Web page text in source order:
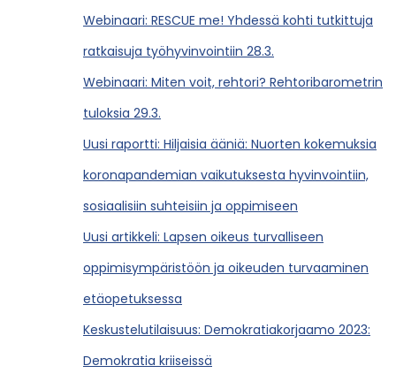
Webinaari: RESCUE me! Yhdessä kohti tutkittuja
ratkaisuja työhyvinvointiin 28.3.
Webinaari: Miten voit, rehtori? Rehtoribarometrin
tuloksia 29.3.
Uusi raportti: Hiljaisia ääniä: Nuorten kokemuksia
koronapandemian vaikutuksesta hyvinvointiin,
sosiaalisiin suhteisiin ja oppimiseen
Uusi artikkeli: Lapsen oikeus turvalliseen
oppimisympäristöön ja oikeuden turvaaminen
etäopetuksessa
Keskustelutilaisuus: Demokratiakorjaamo 2023:
Demokratia kriiseissä